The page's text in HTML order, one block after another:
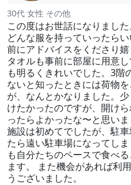
30代 女性 その他
この度はお世話になりまし
どんな服を持っていったら
前にアドバイスをくださり
タオルも事前に部屋に用意
も明るくきれいでした。3階
ないと知ったときには荷物
が、なんとかなりました。
けたかったのですが、開け
ったらよかったな〜と思い
施設は初めてでしたが、駐
たら遠い駐車場になってし
も自分たちのペースで食べ
ます。 また機会があれば利
うございました。